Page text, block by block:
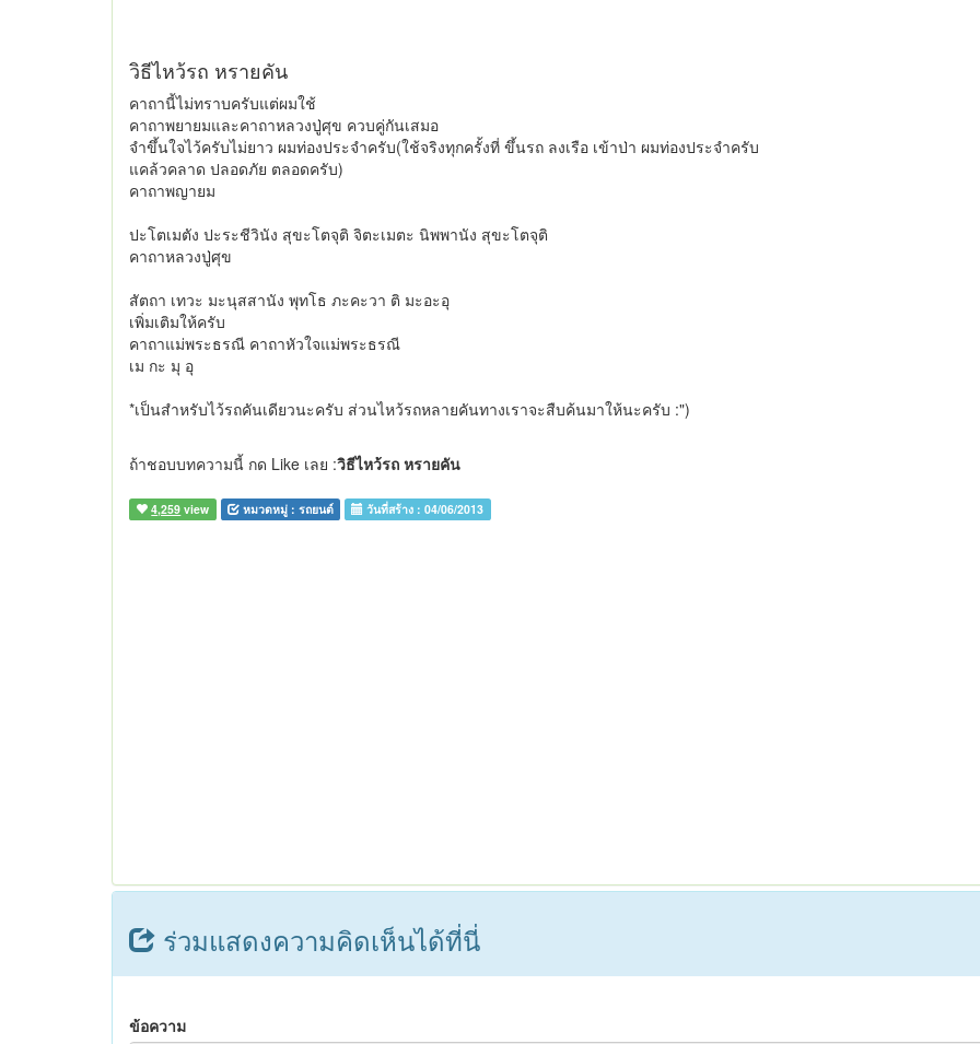
วิธีไหว้รถ หรายคัน
คาถานี้ไม่ทราบครับแต่ผมใช้
คาถาพยายมและคาถาหลวงปู่ศุข ควบคู่กันเสมอ
จำขึ้นใจไว้ครับไม่ยาว ผมท่องประจำครับ(ใช้จริงทุกครั้งที่ ขึ้นรถ ลงเรือ เข้าป่า ผมท่องประจำครับ
แคล้วคลาด ปลอดภัย ตลอดครับ)
คาถาพญายม
ปะโตเมตัง ปะระชีวินัง สุขะโตจุติ จิตะเมตะ นิพพานัง สุขะโตจุติ
คาถาหลวงปู่ศุข
สัตถา เทวะ มะนุสสานัง พุทโธ ภะคะวา ติ มะอะอุ
เพิ่มเติมให้ครับ
คาถาแม่พระธรณี คาถาหัวใจแม่พระธรณี
เม กะ มุ อุ
*เป็นสำหรับไว้รถคันเดียวนะครับ ส่วนไหว้รถหลายคันทางเราจะสืบค้นมาให้นะครับ :")
ถ้าชอบบทความนี้ กด Like เลย :วิธีไหว้รถ หรายคัน
4,259 view หมวดหมู่ : รถยนต์ วันที่สร้าง :04/06/2013
ร่วมแสดงความคิดเห็นได้ที่นี่
ข้อความ